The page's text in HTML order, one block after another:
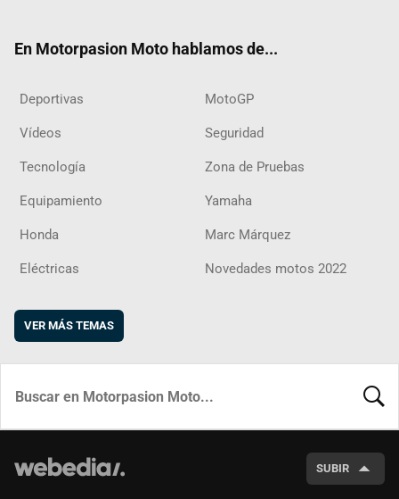
En Motorpasion Moto hablamos de...
Deportivas MotoGP
Vídeos Seguridad
Tecnología Zona de Pruebas
Equipamiento Yamaha
Honda Marc Márquez
Eléctricas Novedades motos 2022
VER MÁS TEMAS
SUBIR